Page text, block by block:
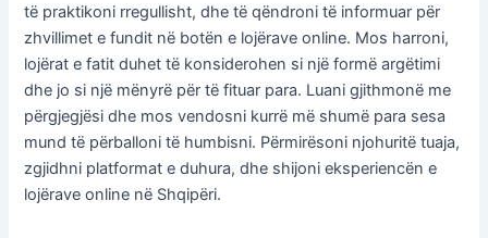
të praktikoni rregullisht, dhe të qëndroni të informuar për
zhvillimet e fundit në botën e lojërave online. Mos harroni,
lojërat e fatit duhet të konsiderohen si një formë argëtimi
dhe jo si një mënyrë për të fituar para. Luani gjithmonë me
përgjegjësi dhe mos vendosni kurrë më shumë para sesa
mund të përballoni të humbisni. Përmirësoni njohuritë tuaja,
zgjidhni platformat e duhura, dhe shijoni eksperiencën e
lojërave online në Shqipëri.